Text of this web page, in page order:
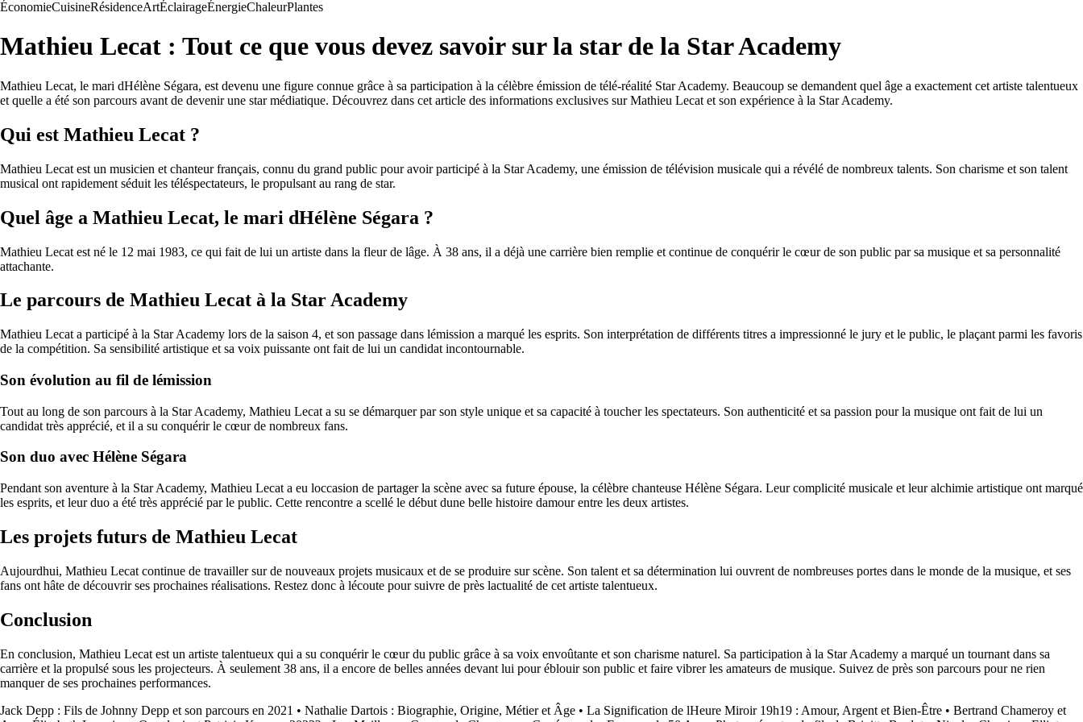
ÉconomieCuisineRésidenceArtÉclairageÉnergieChaleurPlantes
Mathieu Lecat : Tout ce que vous devez savoir sur la star de la Star Academy
Mathieu Lecat, le mari dHélène Ségara, est devenu une figure connue grâce à sa participation à la célèbre émission de télé-réalité Star Academy. Beaucoup se demandent quel âge a exactement cet artiste talentueux
et quelle a été son parcours avant de devenir une star médiatique. Découvrez dans cet article des informations exclusives sur Mathieu Lecat et son expérience à la Star Academy.
Qui est Mathieu Lecat ?
Mathieu Lecat est un musicien et chanteur français, connu du grand public pour avoir participé à la Star Academy, une émission de télévision musicale qui a révélé de nombreux talents. Son charisme et son talent
musical ont rapidement séduit les téléspectateurs, le propulsant au rang de star.
Quel âge a Mathieu Lecat, le mari dHélène Ségara ?
Mathieu Lecat est né le 12 mai 1983, ce qui fait de lui un artiste dans la fleur de lâge. À 38 ans, il a déjà une carrière bien remplie et continue de conquérir le cœur de son public par sa musique et sa personnalité
attachante.
Le parcours de Mathieu Lecat à la Star Academy
Mathieu Lecat a participé à la Star Academy lors de la saison 4, et son passage dans lémission a marqué les esprits. Son interprétation de différents titres a impressionné le jury et le public, le plaçant parmi les favoris
de la compétition. Sa sensibilité artistique et sa voix puissante ont fait de lui un candidat incontournable.
Son évolution au fil de lémission
Tout au long de son parcours à la Star Academy, Mathieu Lecat a su se démarquer par son style unique et sa capacité à toucher les spectateurs. Son authenticité et sa passion pour la musique ont fait de lui un
candidat très apprécié, et il a su conquérir le cœur de nombreux fans.
Son duo avec Hélène Ségara
Pendant son aventure à la Star Academy, Mathieu Lecat a eu loccasion de partager la scène avec sa future épouse, la célèbre chanteuse Hélène Ségara. Leur complicité musicale et leur alchimie artistique ont marqué
les esprits, et leur duo a été très apprécié par le public. Cette rencontre a scellé le début dune belle histoire damour entre les deux artistes.
Les projets futurs de Mathieu Lecat
Aujourdhui, Mathieu Lecat continue de travailler sur de nouveaux projets musicaux et de se produire sur scène. Son talent et sa détermination lui ouvrent de nombreuses portes dans le monde de la musique, et ses
fans ont hâte de découvrir ses prochaines réalisations. Restez donc à lécoute pour suivre de près lactualité de cet artiste talentueux.
Conclusion
En conclusion, Mathieu Lecat est un artiste talentueux qui a su conquérir le cœur du public grâce à sa voix envoûtante et son charisme naturel. Sa participation à la Star Academy a marqué un tournant dans sa
carrière et la propulsé sous les projecteurs. À seulement 38 ans, il a encore de belles années devant lui pour éblouir son public et faire vibrer les amateurs de musique. Suivez de près son parcours pour ne rien
manquer de ses prochaines performances.
Jack Depp : Fils de Johnny Depp et son parcours en 2021 • Nathalie Dartois : Biographie, Origine, Métier et Âge • La Signification de lHeure Miroir 19h19 : Amour, Argent et Bien-Être • Bertrand Chameroy et